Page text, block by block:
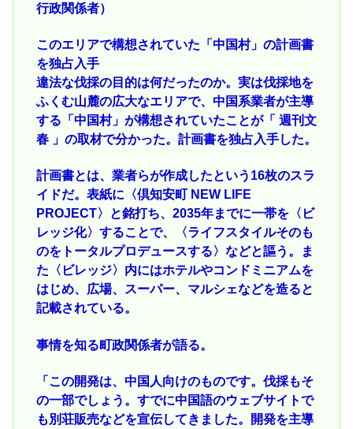
行政関係者）
このエリアで構想されていた「中国村」の計画書
を独占入手
違法な伐採の目的は何だったのか。実は伐採地を
ふくむ山麓の広大なエリアで、中国系業者が主導
する「中国村」が構想されていたことが「 週刊文
春 」の取材で分かった。計画書を独占入手した。
計画書とは、業者らが作成したという16枚のスラ
イドだ。表紙に〈倶知安町 NEW LIFE
PROJECT〉と銘打ち、2035年までに一帯を〈ビ
レッジ化〉することで、〈ライフスタイルそのも
のをトータルプロデュースする〉などと謳う。ま
た〈ビレッジ〉内にはホテルやコンドミニアムを
はじめ、広場、スーパー、マルシェなどを造ると
記載されている。
事情を知る町政関係者が語る。
「この開発は、中国人向けのものです。伐採もそ
の一部でしょう。すでに中国語のウェブサイトで
も別荘販売などを宣伝してきました。開発を主導